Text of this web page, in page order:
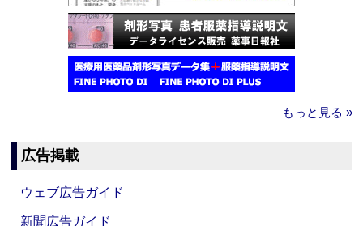
もっと見る »
広告掲載
ウェブ広告ガイド
新聞広告ガイド